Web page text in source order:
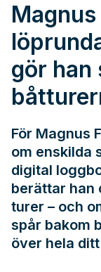
gör han
För Magnus
om enskilda
digital
berättar han
turer – och
spår bakom
över hela